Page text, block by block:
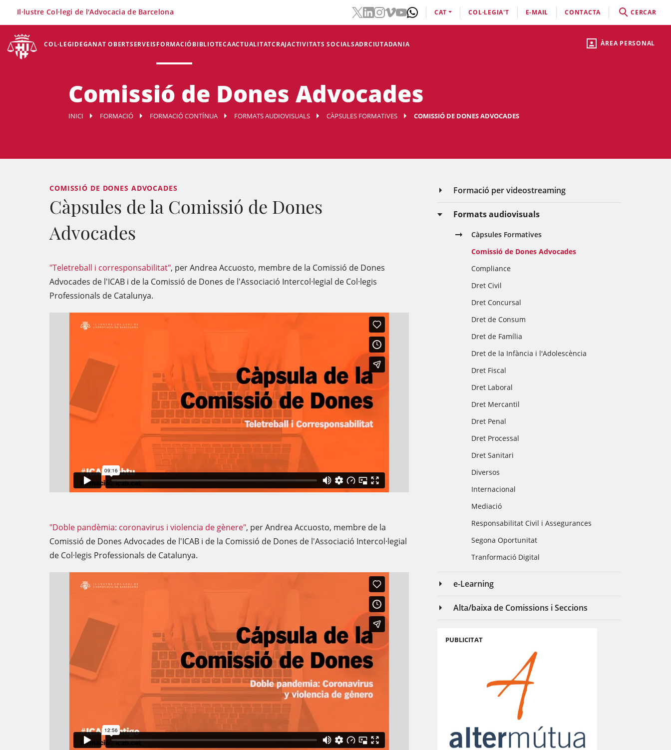
ÀREA PERSONAL
COL·LEGIDEGANAT OBERTSERVEISFORMACIÓBIBLIOTECAACTUALITATCRAJACTIVITATS SOCIALSADRCIUTADANIA
Il·lustre Col·legi de l'Advocacia de Barcelona CAT COL·LEGIA'T E-MAIL CONTACTA CERCAR
Comissió de Dones Advocades
INICI FORMACIÓ FORMACIÓ CONTÍNUA FORMATS AUDIOVISUALS CÀPSULES FORMATIVES COMISSIÓ DE DONES ADVOCADES
Formació per videostreaming
Formats audiovisuals
Càpsules Formatives
Comissió de Dones Advocades
Compliance
Dret Civil
Dret Concursal
Dret de Consum
Dret de Família
Dret de la Infància i l'Adolescència
Dret Fiscal
Dret Laboral
Dret Mercantil
Dret Penal
Dret Processal
Dret Sanitari
Diversos
Internacional
Mediació
Responsabilitat Civil i Assegurances
Segona Oportunitat
Tranformació Digital
e-Learning
Alta/baixa de Comissions i Seccions
PUBLICITAT
COMISSIÓ DE DONES ADVOCADES
Càpsules de la Comissió de Dones
Advocades
"Teletreball i corresponsabilitat", per Andrea Accuosto, membre de la Comissió de Dones
Advocades de l'ICAB i de la Comissió de Dones de l'Associació Intercol·legial de Col·legis
Professionals de Catalunya.
"Doble pandèmia: coronavirus i violencia de gènere", per Andrea Accuosto, membre de la
Comissió de Dones Advocades de l'ICAB i de la Comissió de Dones de l'Associació Intercol·legial
de Col·legis Professionals de Catalunya.